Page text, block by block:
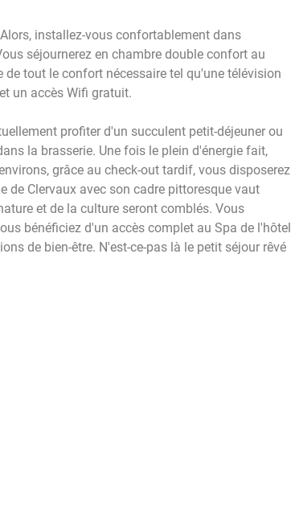
installez-vous confortablement dans
séjournerez en chambre double confort au
tout le confort nécessaire tel qu'une télévision
un accès Wifi gratuit.
profiter d'un succulent petit-déjeuner ou
la brasserie. Une fois le plein d'énergie fait,
grâce au check-out tardif, vous disposerez
de Clervaux avec son cadre pittoresque vaut
et de la culture seront comblés. Vous
bénéficiez d'un accès complet au Spa de l'hôtel
de bien-être. N'est-ce-pas là le petit séjour rêvé